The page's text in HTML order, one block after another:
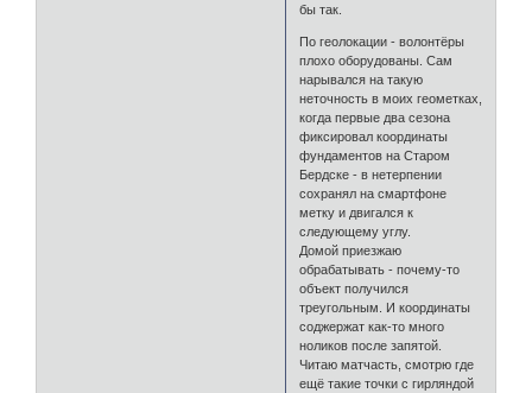
бы так.
По геолокации - волонтёры
плохо оборудованы. Сам
нарывался на такую
неточность в моих геометках,
когда первые два сезона
фиксировал координаты
фундаментов на Старом
Бердске - в нетерпении
сохранял на смартфоне
метку и двигался к
следующему углу.
Домой приезжаю
обрабатывать - почему-то
объект получился
треугольным. И координаты
соджержат как-то много
ноликов после запятой.
Читаю матчасть, смотрю где
ещё такие точки с гирляндой